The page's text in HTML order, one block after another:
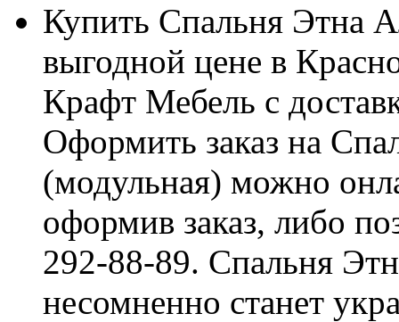
Купить Спальня Этна
выгодной цене в
Крафт Мебель с
Оформить заказ на
(модульная) можно
оформив заказ, либо
292-88-89. Спальня
несомненно станет